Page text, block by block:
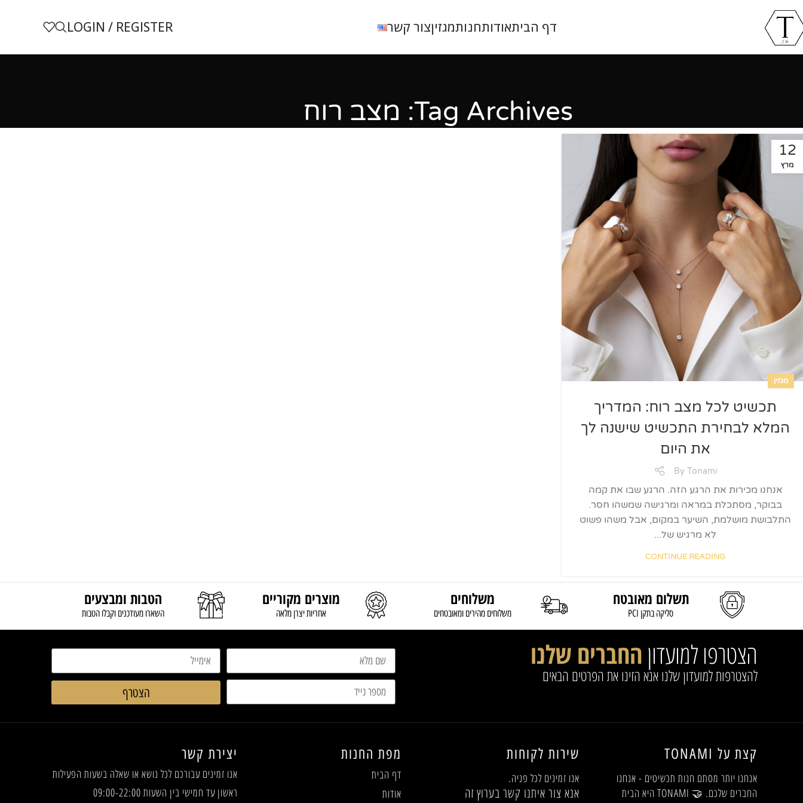
דף הביתאודותחנותמגזיןצור קשר LOGIN / REGISTER
Tag Archives: מצב רוח
12
מרץ
מגזין
תכשיט לכל מצב רוח: המדריך
המלא לבחירת התכשיט שישנה לך
את היום
By Tonami
אנחנו מכירות את הרגע הזה. הרגע שבו את קמה
בבוקר, מסתכלת במראה ומרגישה שמשהו חסר.
התלבושת מושלמת, השיער במקום, אבל משהו פשוט
לא מרגיש של...
CONTINUE READING
תשלום מאובטח
סליקה בתקן PCI
משלוחים
משלוחים מהירים ומאובטחים
מוצרים מקוריים
אחריות יצרן מלאה
הטבות ומבצעים
השארו מעודכנים וקבלו הטבות
הצטרפו למועדוןהחברים שלנו
להצטרפות למועדון שלנו אנא הזינו את הפרטים הבאים
הצטרף
קצת על TONAMI
אנחנו יותר מסתם חנות תכשיטים - אנחנו
החברים שלכם. 🤝 TONAMI היא הבית
שירות לקוחות
אנו זמינים לכל פניה.
אנא צור איתנו קשר בערוץ זה
מפת החנות
דף הבית
אודות
יצירת קשר
אנו זמינים עבורכם לכל נושא או שאלה בשעות הפעילות
ראשון עד חמישי בין השעות 09:00-22:00